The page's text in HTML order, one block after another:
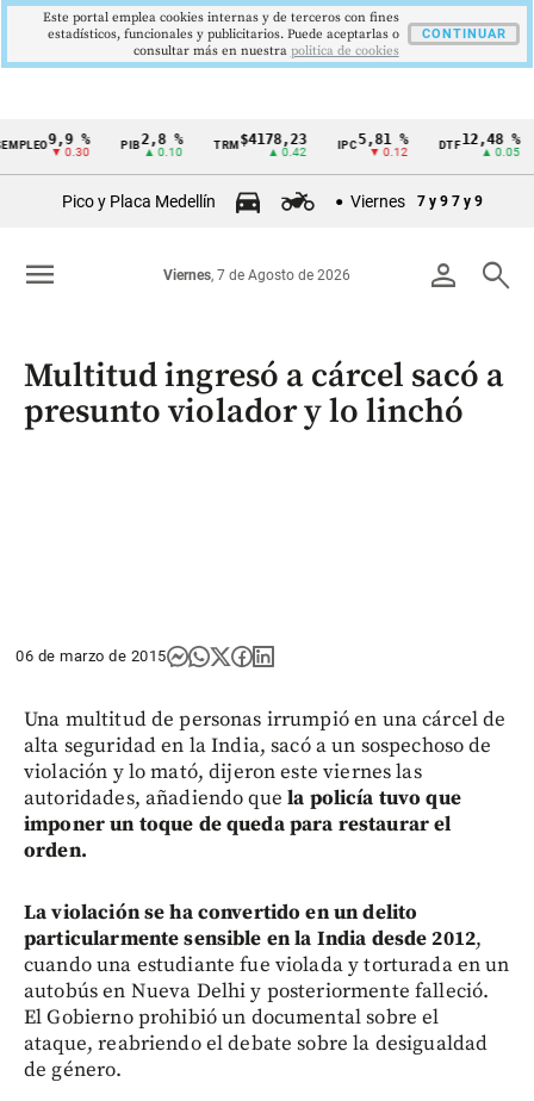
Cintillo
Colombia
9,9 %
▼ 0.30
PIB 2,8 %
▲ 0.10
TRM $4178,23
▲ 0.42
IPC 5,81 %
▼ 0.12
DTF 12,48 %
▲ 0.05
UVR
Pico y Placa Medellín Viernes 7 y 9 7 y 9
person search
Viernes, 7 de Agosto de 2026
menu
Multitud ingresó a cárcel sacó a
presunto violador y lo linchó
06 de marzo de 2015
Una multitud de personas irrumpió en una cárcel de
alta seguridad en la India, sacó a un sospechoso de
violación y lo mató, dijeron este viernes las
autoridades, añadiendo quela policía tuvo que
imponer un toque de queda para restaurar el
orden.
La violación se ha convertido en un delito
particularmente sensible en la India desde 2012,
cuando una estudiante fue violada y torturada en un
autobús en Nueva Delhi y posteriormente falleció.
El Gobierno prohibió un documental sobre el
ataque, reabriendo el debate sobre la desigualdad
de género.
Este portal emplea cookies internas y de terceros con fines
estadísticos, funcionales y publicitarios. Puede aceptarlas o
consultar más en nuestra politica de cookies
CONTINUAR